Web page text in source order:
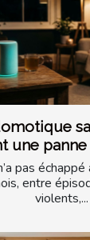
une
pas
entre
violents,...